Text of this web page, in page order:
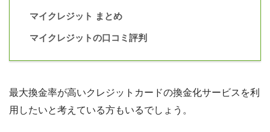
マイクレジット まとめ
マイクレジットの口コミ評判
最大換金率が高いクレジットカードの換金化サービスを利
用したいと考えている方もいるでしょう。